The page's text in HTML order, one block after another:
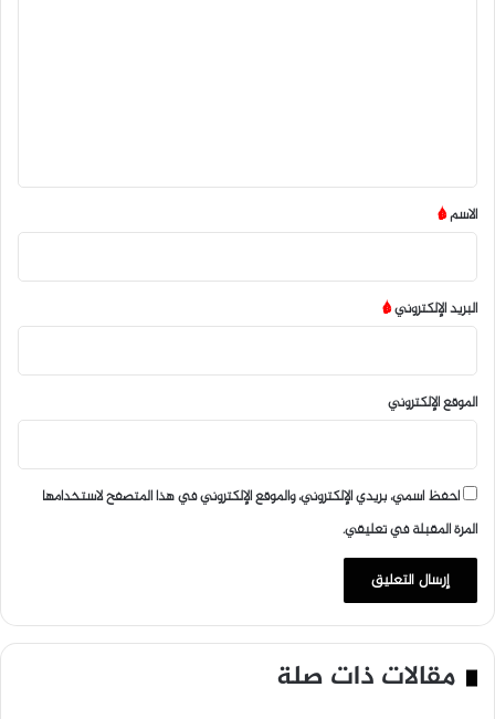
*
الاسم*
البريد الإلكتروني*
الموقع الإلكتروني
احفظ اسمي، بريدي الإلكتروني، والموقع الإلكتروني في هذا المتصفح لاستخدامها
المرة المقبلة في تعليقي.
مقالات ذات صلة